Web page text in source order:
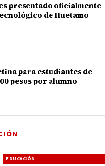
presentado oficialmente
de Huetamo
para estudiantes de
pesos por alumno
EDUCACIÓN